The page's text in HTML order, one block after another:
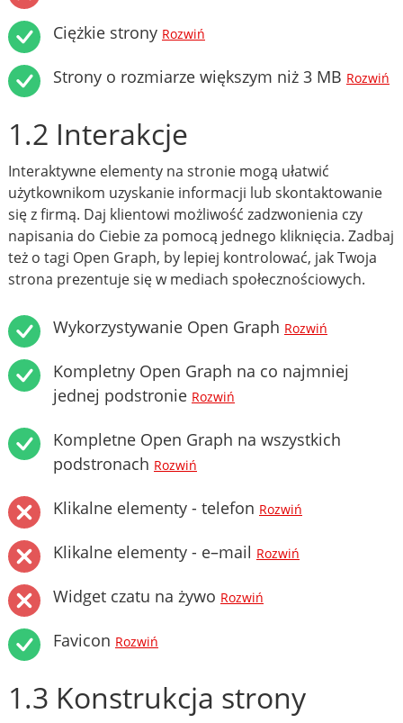
Ciężkie strony Rozwiń
Strony o rozmiarze większym niż 3 MB Rozwiń
1.2 Interakcje
Interaktywne elementy na stronie mogą ułatwić
użytkownikom uzyskanie informacji lub skontaktowanie
się z firmą. Daj klientowi możliwość zadzwonienia czy
napisania do Ciebie za pomocą jednego kliknięcia. Zadbaj
też o tagi Open Graph, by lepiej kontrolować, jak Twoja
strona prezentuje się w mediach społecznościowych.
Wykorzystywanie Open Graph Rozwiń
Kompletny Open Graph na co najmniej
jednej podstronie Rozwiń
Kompletne Open Graph na wszystkich
podstronach Rozwiń
Klikalne elementy - telefon Rozwiń
Klikalne elementy - e–mail Rozwiń
Widget czatu na żywo Rozwiń
Favicon Rozwiń
1.3 Konstrukcja strony